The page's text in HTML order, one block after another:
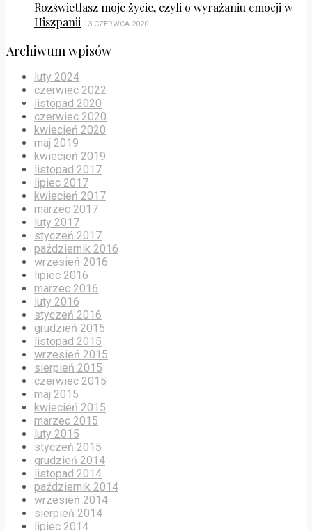
luty 2024
czerwiec 2022
czerwiec 2020
kwiecień 2020
maj 2019
kwiecień 2019
listopad 2017
lipiec 2017
kwiecień 2017
marzec 2017
luty 2017
styczeń 2017
październik 2016
wrzesień 2016
lipiec 2016
marzec 2016
luty 2016
styczeń 2016
grudzień 2015
listopad 2015
wrzesień 2015
sierpień 2015
czerwiec 2015
maj 2015
kwiecień 2015
marzec 2015
luty 2015
styczeń 2015
grudzień 2014
listopad 2014
październik 2014
wrzesień 2014
sierpień 2014
lipiec 2014
czerwiec 2014
maj 2014
kwiecień 2014
luty 2014
styczeń 2014